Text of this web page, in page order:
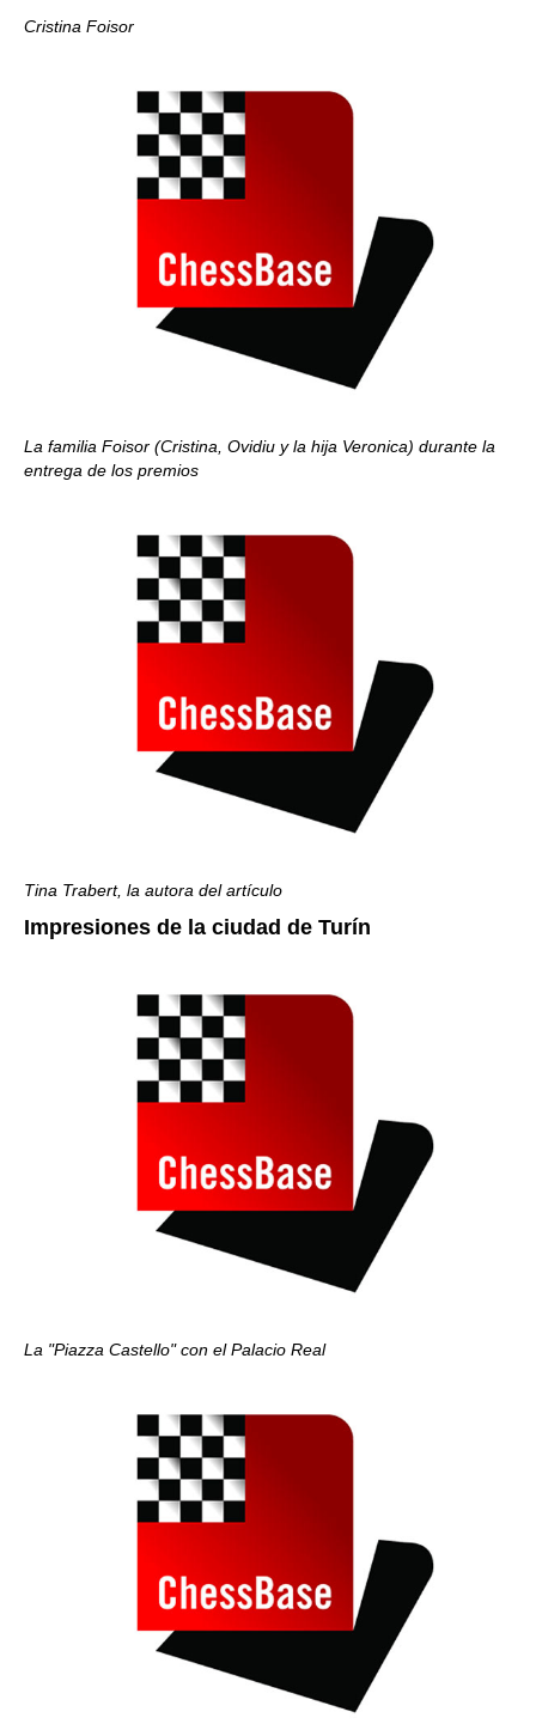
Cristina Foisor
La familia Foisor (Cristina, Ovidiu y la hija Veronica) durante la
entrega de los premios
Tina Trabert, la autora del artículo
Impresiones de la ciudad de Turín
La "Piazza Castello" con el Palacio Real